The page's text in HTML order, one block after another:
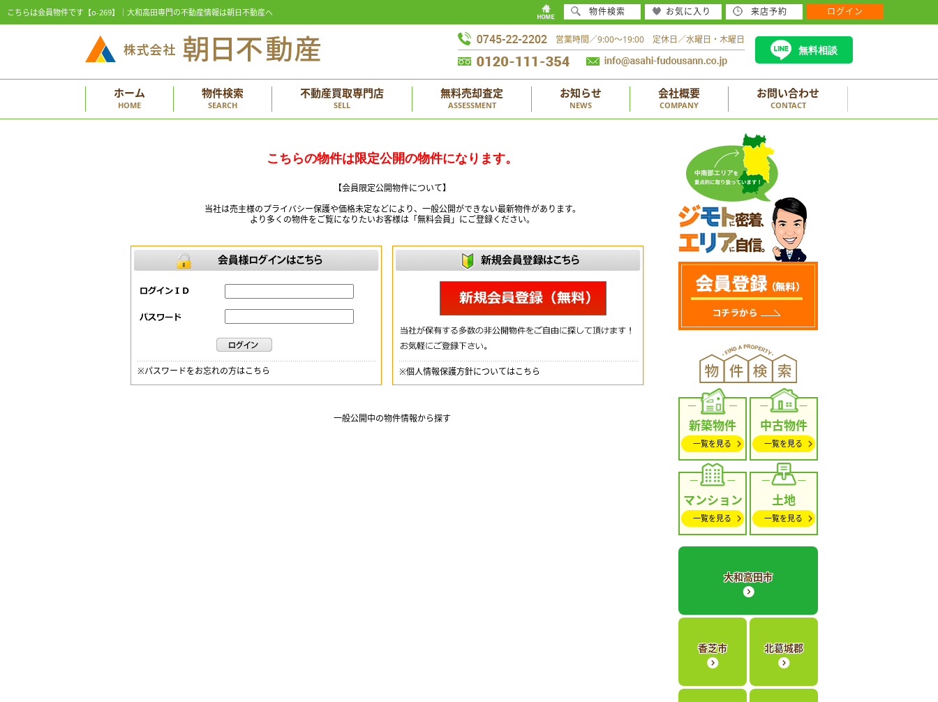
こちらは会員物件です【o-269】｜大和高田専門の不動産情報は朝日不動産へ
営業時間／9:00～19:00 定休日／水曜日・木曜日
無料相談
ホーム
HOME
物件検索
SEARCH
不動産買取専門店
SELL
無料売却査定
ASSESSMENT
お知らせ
NEWS
会社概要
COMPANY
お問い合わせ
CONTACT
こちらの物件は限定公開の物件になります。
【会員限定公開物件について】
当社は売主様のプライバシー保護や価格未定などにより、一般公開ができない最新物件があります。
より多くの物件をご覧になりたいお客様は「無料会員」にご登録ください。
※パスワードをお忘れの方はこちら ※個人情報保護方針についてはこちら
一般公開中の物件情報から探す 新築物件
一覧を見る
中古物件
一覧を見る
マンション
一覧を見る
土地
一覧を見る
大和高田市
香芝市 北葛城郡
物件検索 お気に入り 来店予約 ログイン